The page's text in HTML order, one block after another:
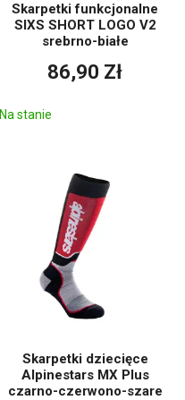
Skarpetki funkcjonalne
SIXS SHORT LOGO V2
srebrno-białe
86,90 Zł
Na stanie
Skarpetki dziecięce
Alpinestars MX Plus
czarno-czerwono-szare